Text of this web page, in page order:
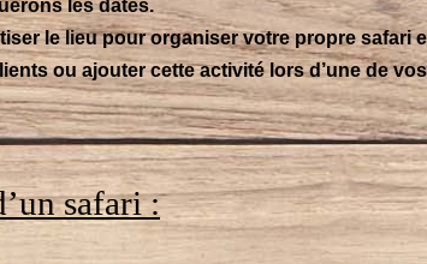
les dates.
le lieu pour organiser votre propre safari
ou ajouter cette activité lors d’une de vos
safari :